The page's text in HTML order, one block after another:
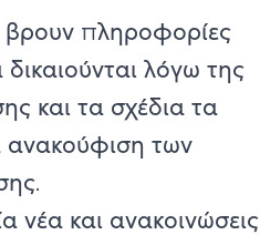
βρουν πληροφορίες
λόγω της
και τα σχέδια τα
ανακούφιση των
νέα και ανακοινώσεις